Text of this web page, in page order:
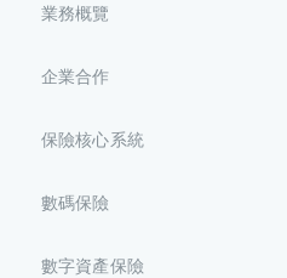
業務概覽
企業合作
保險核心系統
數碼保險
數字資產保險